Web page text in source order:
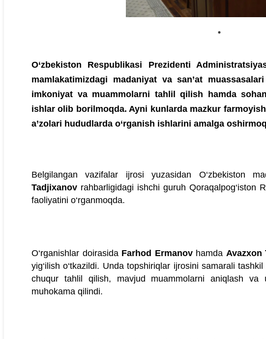
O‘zbekiston Respublikasi Prezidenti
mamlakatimizdagi madaniyat va san’at
imkoniyat va muammolarni tahlil qilish hamda
ishlar olib borilmoqda. Ayni kunlarda mazkur
a’zolari hududlarda o‘rganish ishlarini amalga
Belgilangan vazifalar ijrosi yuzasidan O‘zbekiston
Tadjixanov rahbarligidagi ishchi guruh Qoraqalpog‘iston
faoliyatini o‘rganmoqda.
O‘rganishlar doirasida Farhod Ermanov hamda Avazxon
yig‘ilish o‘tkazildi. Unda topshiriqlar ijrosini samarali
chuqur tahlil qilish, mavjud muammolarni aniqlash
muhokama qilindi.